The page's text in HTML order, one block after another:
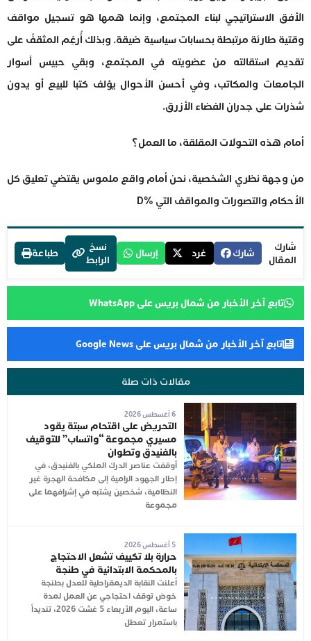
الأفق الاستراتيجي لبناء المجتمع، وإنما همها هو تسجيل مواقف
وقتية طارئة مرتبطة بحسابات سياسية ضيقة. وبذلك أُرغِم المثقفُ على
تقديم استقالته من عضويته في المجتمع، وبقي حبيس أسوار
الجامعات والمكاتب، وفي أحسن الأحوال يؤلف كتبا للبيع أو يدون
شذرات على جدران الفضاء الأزرق.
أمام هذه التحولات المقلقة، ما العمل؟
من وجهة نظري الشخصية، نحن أمام واقع ملموس يقتضي تعليق كل
الأحكام والتصورات والمواقف التي %D
شارك
المقال
شارك غرد إرسال
نسخ
الرابط
طباعة
تابع آخر الأخبار من شمال بريس على WhatsApp
تابع آخر الأخبار من شمال بريس على Google News
مقالات ذات صلة
6 أغسطس 2026
التحريض على اقتحام سبتة يقود
مسيري مجموعة “واتساب” للتوقيف
بالفنيدق وتطوان
أوقفت عناصر الدرك الملكي بالفنيدق، في
إطار الجهود الرامية إلى مكافحة الهجرة غير
النظامية، شخصين يشتبه في إشرافهما على
مجموعة
5 أغسطس 2026
حرارة بلا تكييف تشعل الاحتجاج
بالمحكمة الابتدائية في طنجة
أعلنت النقابة الديمقراطية للعدل بطنجة
خوض توقف احتجاجي عن العمل لمدة
ساعة، اليوم الأربعاء 5 غشت 2026، تنديداً
باستمرار تعطل